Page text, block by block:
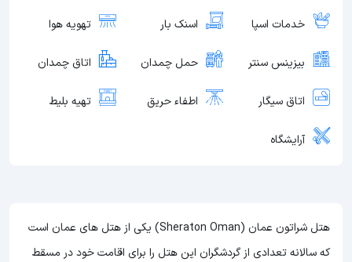
خدمات اسپا اسنک بار تهویه هوا
بیزینس سنتر حمل چمدان اتاق چمدان
اتاق سیگار اطفاء حریق تهیه بلیط
آرایشگاه
هتل شراتون عمان (Sheraton Oman) یکی از هتل های عمان است
که سالانه تعدادی از گردشگران این هتل را برای اقامت خود در مسقط